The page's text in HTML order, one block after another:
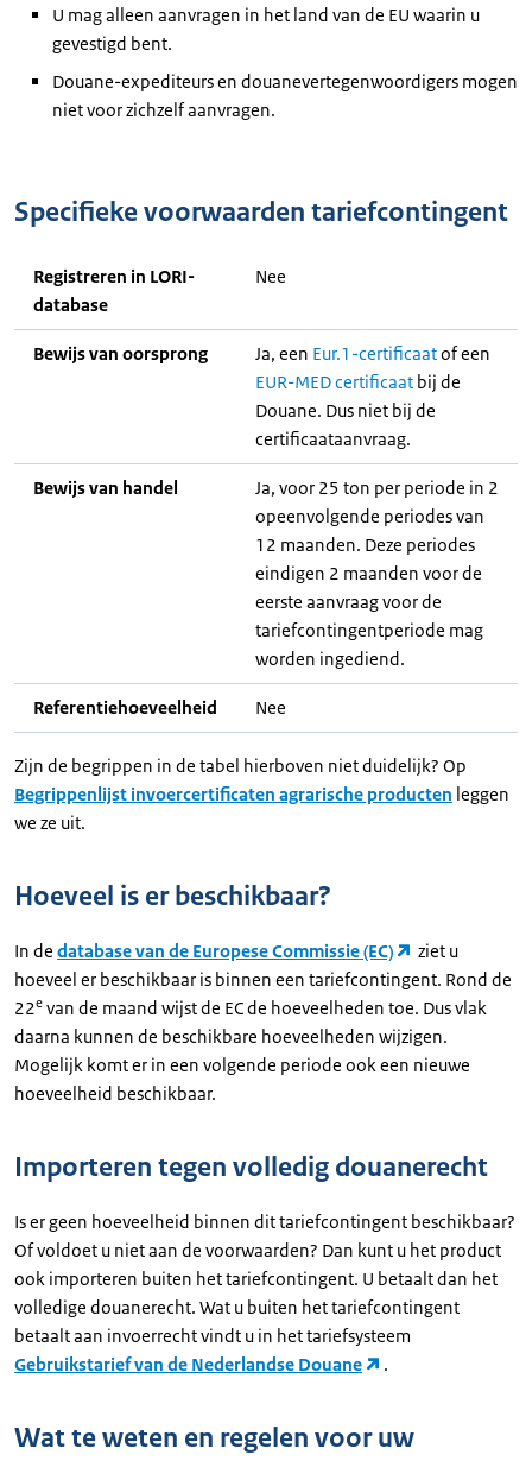
U mag alleen aanvragen in het land van de EU waarin u
gevestigd bent.
Douane-expediteurs en douanevertegenwoordigers mogen
niet voor zichzelf aanvragen.
Specifieke voorwaarden tariefcontingent
Registreren in LORI-
database
Nee
Bewijs van oorsprong Ja, een Eur.1-certificaatof een
EUR-MED certificaat bij de
Douane. Dus niet bij de
certificaataanvraag.
Bewijs van handel
Ja, voor 25 ton per periode in 2
opeenvolgende periodes van
12 maanden. Deze periodes
eindigen 2 maanden voor de
eerste aanvraag voor de
tariefcontingentperiode mag
worden ingediend.
Referentiehoeveelheid Nee
Zijn de begrippen in de tabel hierboven niet duidelijk? Op
Begrippenlijst invoercertificaten agrarische producten leggen
we ze uit.
Hoeveel is er beschikbaar?
In de database van de Europese Commissie (EC)
ziet u
hoeveel er beschikbaar is binnen een tariefcontingent. Rond de
22e van de maand wijst de EC de hoeveelheden toe. Dus vlak
daarna kunnen de beschikbare hoeveelheden wijzigen.
Mogelijk komt er in een volgende periode ook een nieuwe
hoeveelheid beschikbaar.
Importeren tegen volledig douanerecht
Is er geen hoeveelheid binnen dit tariefcontingent beschikbaar?
Of voldoet u niet aan de voorwaarden? Dan kunt u het product
ook importeren buiten het tariefcontingent. U betaalt dan het
volledige douanerecht. Wat u buiten het tariefcontingent
betaalt aan invoerrecht vindt u in het tariefsysteem
Gebruikstarief van de Nederlandse Douane
.
Wat te weten en regelen voor uw